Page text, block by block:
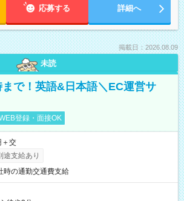
応募する 詳細へ
掲載日：2026.08.09
未読
で！英語&日本語＼EC運営サ
登録・面接OK
＋交
途支給あり
時の通勤交通費支給